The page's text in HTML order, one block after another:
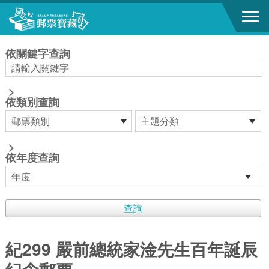
跳到主要內容區塊
依關鍵字查詢
>
依類別查詢
>
依年度查詢
紀299 嚴前總統家淦先生百年誕辰